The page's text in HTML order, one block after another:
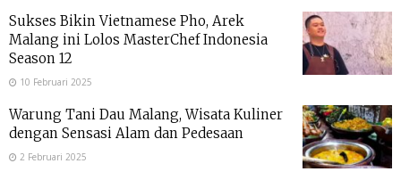
Sukses Bikin Vietnamese Pho, Arek
Malang ini Lolos MasterChef Indonesia
Season 12
10 Februari 2025
Warung Tani Dau Malang, Wisata Kuliner
dengan Sensasi Alam dan Pedesaan
2 Februari 2025